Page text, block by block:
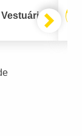
Vestuário